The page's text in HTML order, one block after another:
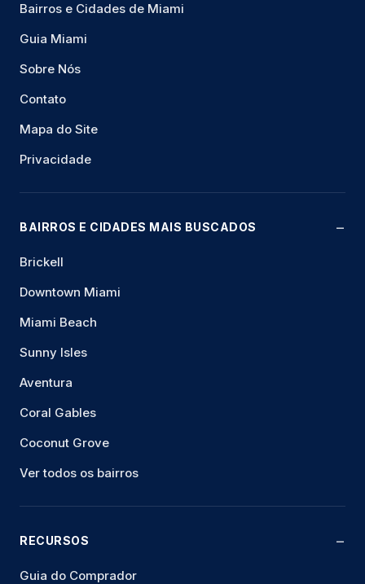
Bairros e Cidades de Miami
Guia Miami
Sobre Nós
Contato
Mapa do Site
Privacidade
BAIRROS E CIDADES MAIS BUSCADOS
Brickell
Downtown Miami
Miami Beach
Sunny Isles
Aventura
Coral Gables
Coconut Grove
Ver todos os bairros
RECURSOS
Guia do Comprador